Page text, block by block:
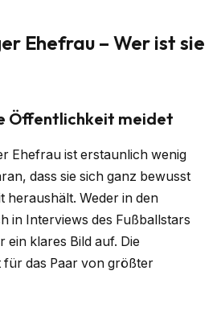
Ehefrau – Wer ist sie
Öffentlichkeit meidet
Ehefrau ist erstaunlich wenig
dass sie sich ganz bewusst
heraushält. Weder in den
in Interviews des Fußballstars
ein klares Bild auf. Die
für das Paar von größter